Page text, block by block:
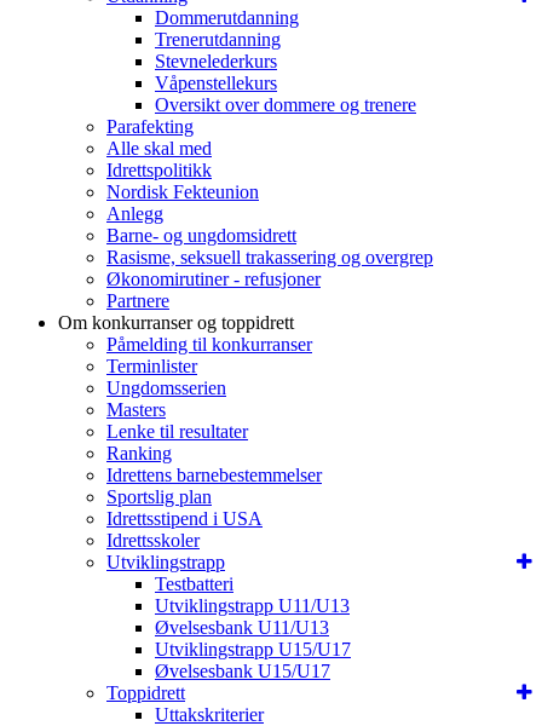
Dommerutdanning
Trenerutdanning
Stevnelederkurs
Våpenstellekurs
Oversikt over dommere og trenere
Parafekting
Alle skal med
Idrettspolitikk
Nordisk Fekteunion
Anlegg
Barne- og ungdomsidrett
Rasisme, seksuell trakassering og overgrep
Økonomirutiner - refusjoner
Partnere
Om konkurranser og toppidrett
Påmelding til konkurranser
Terminlister
Ungdomsserien
Masters
Lenke til resultater
Ranking
Idrettens barnebestemmelser
Sportslig plan
Idrettsstipend i USA
Idrettsskoler
Utviklingstrapp
Testbatteri
Utviklingstrapp U11/U13
Øvelsesbank U11/U13
Utviklingstrapp U15/U17
Øvelsesbank U15/U17
Toppidrett
Uttakskriterier